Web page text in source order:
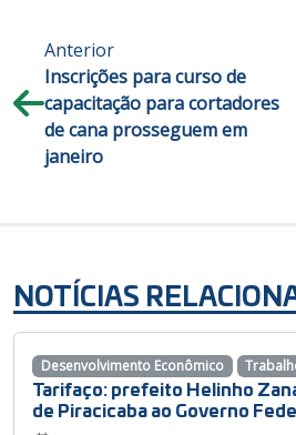
Anterior
Inscrições para curso de
capacitação para cortadores
de cana prosseguem em
janeiro
NOTÍCIAS
Tarifaço: prefeito Helinho
de Piracicaba ao Governo
Desenvolvimento Econômico